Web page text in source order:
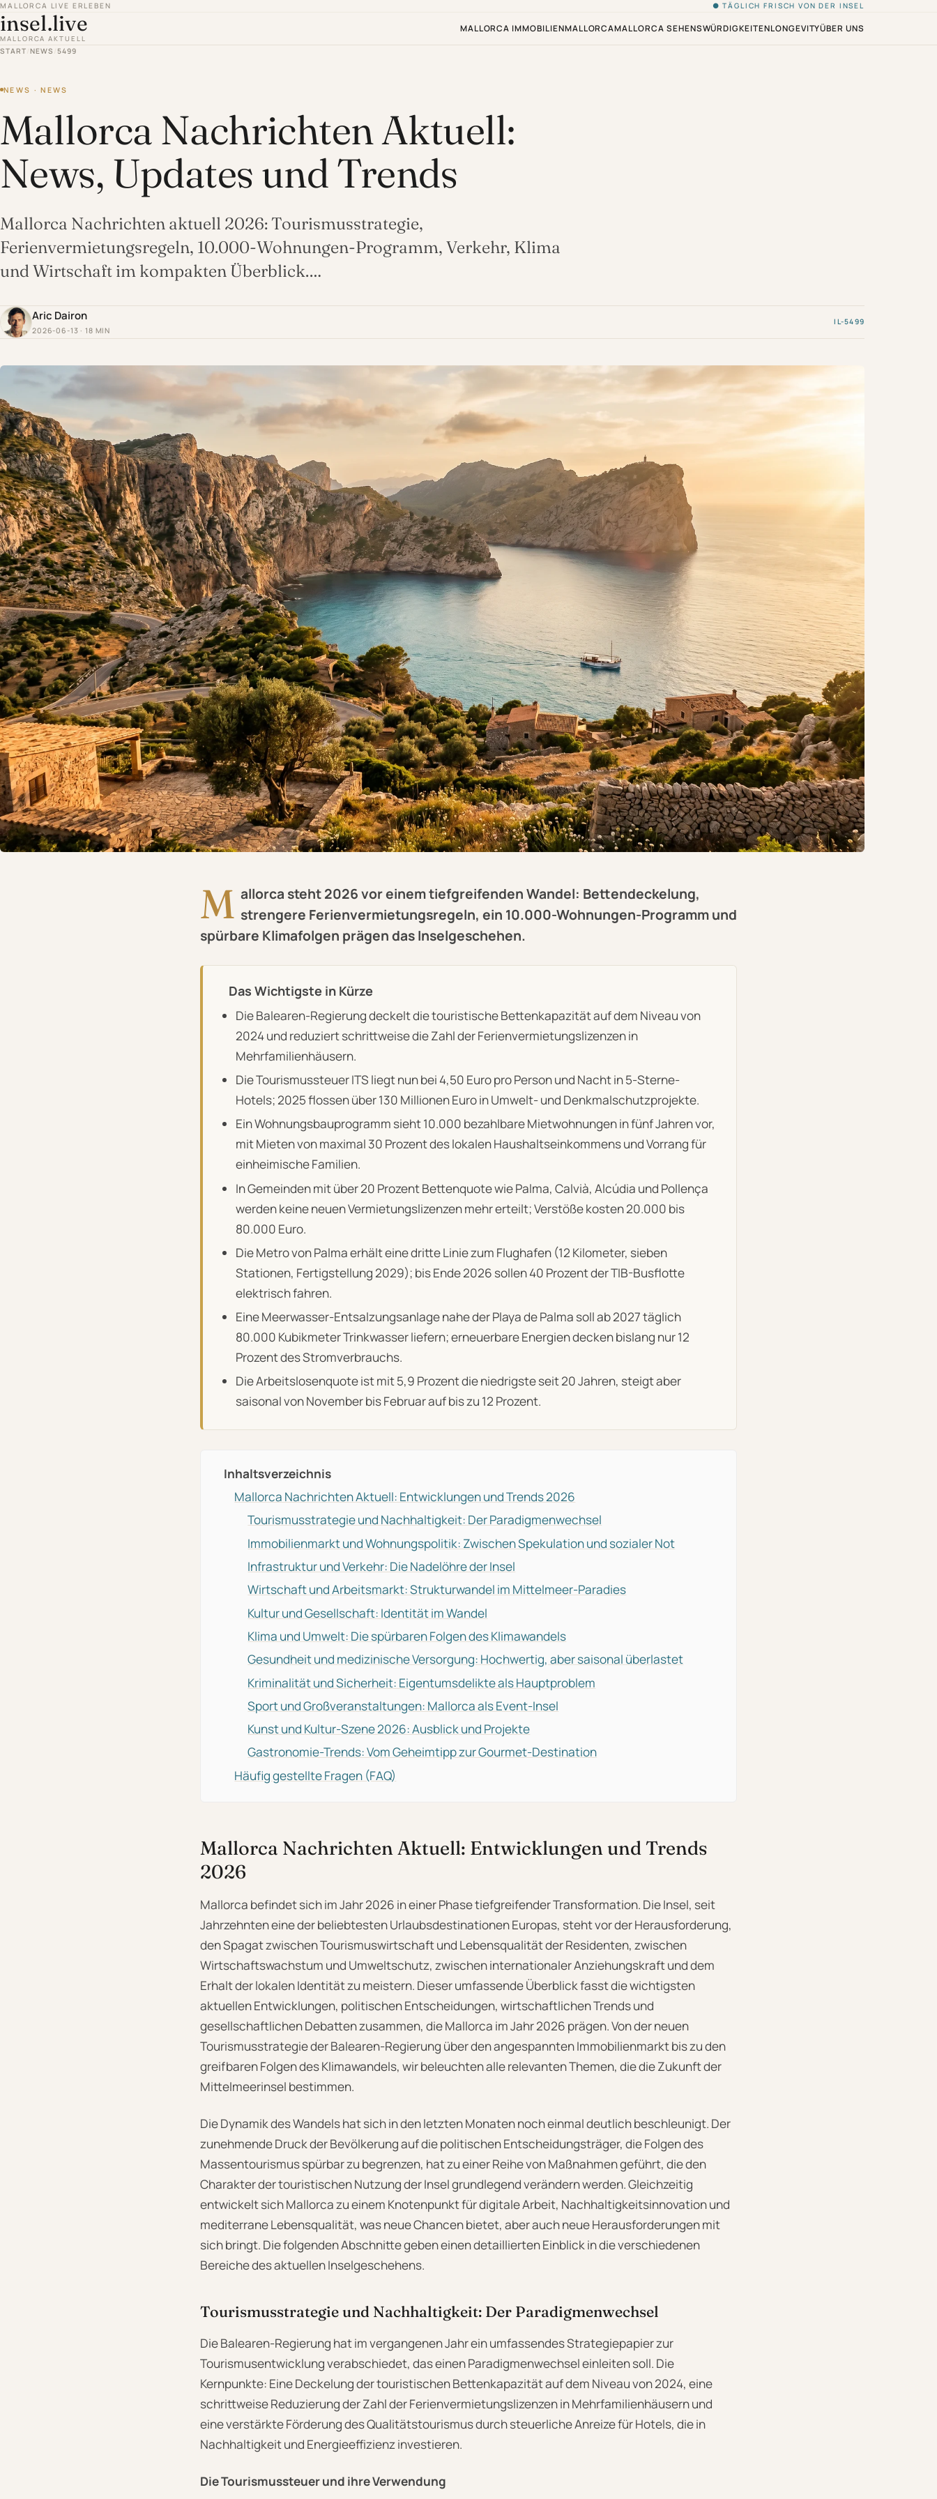
MALLORCA LIVE ERLEBEN ● TÄGLICH FRISCH VON DER INSEL
insel.live
MALLORCA AKTUELL
MALLORCA IMMOBILIENMALLORCAMALLORCA SEHENSWÜRDIGKEITENLONGEVITYÜBER UNS
START /NEWS /5499
NEWS · NEWS
Mallorca Nachrichten Aktuell:
News, Updates und Trends
Mallorca Nachrichten aktuell 2026: Tourismusstrategie,
Ferienvermietungsregeln, 10.000-Wohnungen-Programm, Verkehr, Klima
und Wirtschaft im kompakten Überblick.…
Aric Dairon
2026-06-13 · 18 MIN
IL-5499
M allorca steht 2026 vor einem tiefgreifenden Wandel: Bettendeckelung,
strengere Ferienvermietungsregeln, ein 10.000-Wohnungen-Programm und
spürbare Klimafolgen prägen das Inselgeschehen.
Das Wichtigste in Kürze
Die Balearen-Regierung deckelt die touristische Bettenkapazität auf dem Niveau von
2024 und reduziert schrittweise die Zahl der Ferienvermietungslizenzen in
Mehrfamilienhäusern.
Die Tourismussteuer ITS liegt nun bei 4,50 Euro pro Person und Nacht in 5-Sterne-
Hotels; 2025 flossen über 130 Millionen Euro in Umwelt- und Denkmalschutzprojekte.
Ein Wohnungsbauprogramm sieht 10.000 bezahlbare Mietwohnungen in fünf Jahren vor,
mit Mieten von maximal 30 Prozent des lokalen Haushaltseinkommens und Vorrang für
einheimische Familien.
In Gemeinden mit über 20 Prozent Bettenquote wie Palma, Calvià, Alcúdia und Pollença
werden keine neuen Vermietungslizenzen mehr erteilt; Verstöße kosten 20.000 bis
80.000 Euro.
Die Metro von Palma erhält eine dritte Linie zum Flughafen (12 Kilometer, sieben
Stationen, Fertigstellung 2029); bis Ende 2026 sollen 40 Prozent der TIB-Busflotte
elektrisch fahren.
Eine Meerwasser-Entsalzungsanlage nahe der Playa de Palma soll ab 2027 täglich
80.000 Kubikmeter Trinkwasser liefern; erneuerbare Energien decken bislang nur 12
Prozent des Stromverbrauchs.
Die Arbeitslosenquote ist mit 5,9 Prozent die niedrigste seit 20 Jahren, steigt aber
saisonal von November bis Februar auf bis zu 12 Prozent.
Inhaltsverzeichnis
Mallorca Nachrichten Aktuell: Entwicklungen und Trends 2026
Tourismusstrategie und Nachhaltigkeit: Der Paradigmenwechsel
Immobilienmarkt und Wohnungspolitik: Zwischen Spekulation und sozialer Not
Infrastruktur und Verkehr: Die Nadelöhre der Insel
Wirtschaft und Arbeitsmarkt: Strukturwandel im Mittelmeer-Paradies
Kultur und Gesellschaft: Identität im Wandel
Klima und Umwelt: Die spürbaren Folgen des Klimawandels
Gesundheit und medizinische Versorgung: Hochwertig, aber saisonal überlastet
Kriminalität und Sicherheit: Eigentumsdelikte als Hauptproblem
Sport und Großveranstaltungen: Mallorca als Event-Insel
Kunst und Kultur-Szene 2026: Ausblick und Projekte
Gastronomie-Trends: Vom Geheimtipp zur Gourmet-Destination
Häufig gestellte Fragen (FAQ)
Mallorca Nachrichten Aktuell: Entwicklungen und Trends
2026
Mallorca befindet sich im Jahr 2026 in einer Phase tiefgreifender Transformation. Die Insel, seit
Jahrzehnten eine der beliebtesten Urlaubsdestinationen Europas, steht vor der Herausforderung,
den Spagat zwischen Tourismuswirtschaft und Lebensqualität der Residenten, zwischen
Wirtschaftswachstum und Umweltschutz, zwischen internationaler Anziehungskraft und dem
Erhalt der lokalen Identität zu meistern. Dieser umfassende Überblick fasst die wichtigsten
aktuellen Entwicklungen, politischen Entscheidungen, wirtschaftlichen Trends und
gesellschaftlichen Debatten zusammen, die Mallorca im Jahr 2026 prägen. Von der neuen
Tourismusstrategie der Balearen-Regierung über den angespannten Immobilienmarkt bis zu den
greifbaren Folgen des Klimawandels, wir beleuchten alle relevanten Themen, die die Zukunft der
Mittelmeerinsel bestimmen.
Die Dynamik des Wandels hat sich in den letzten Monaten noch einmal deutlich beschleunigt. Der
zunehmende Druck der Bevölkerung auf die politischen Entscheidungsträger, die Folgen des
Massentourismus spürbar zu begrenzen, hat zu einer Reihe von Maßnahmen geführt, die den
Charakter der touristischen Nutzung der Insel grundlegend verändern werden. Gleichzeitig
entwickelt sich Mallorca zu einem Knotenpunkt für digitale Arbeit, Nachhaltigkeitsinnovation und
mediterrane Lebensqualität, was neue Chancen bietet, aber auch neue Herausforderungen mit
sich bringt. Die folgenden Abschnitte geben einen detaillierten Einblick in die verschiedenen
Bereiche des aktuellen Inselgeschehens.
Tourismusstrategie und Nachhaltigkeit: Der Paradigmenwechsel
Die Balearen-Regierung hat im vergangenen Jahr ein umfassendes Strategiepapier zur
Tourismusentwicklung verabschiedet, das einen Paradigmenwechsel einleiten soll. Die
Kernpunkte: Eine Deckelung der touristischen Bettenkapazität auf dem Niveau von 2024, eine
schrittweise Reduzierung der Zahl der Ferienvermietungslizenzen in Mehrfamilienhäusern und
eine verstärkte Förderung des Qualitätstourismus durch steuerliche Anreize für Hotels, die in
Nachhaltigkeit und Energieeffizienz investieren.
Die Tourismussteuer und ihre Verwendung